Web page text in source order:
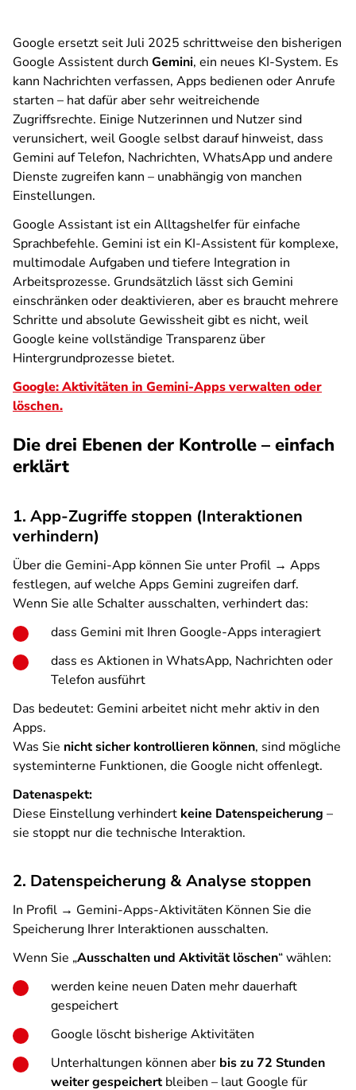
Google ersetzt seit Juli 2025 schrittweise den bisherigen
Google Assistent durch Gemini, ein neues KI-System. Es
kann Nachrichten verfassen, Apps bedienen oder Anrufe
starten – hat dafür aber sehr weitreichende
Zugriffsrechte. Einige Nutzerinnen und Nutzer sind
verunsichert, weil Google selbst darauf hinweist, dass
Gemini auf Telefon, Nachrichten, WhatsApp und andere
Dienste zugreifen kann – unabhängig von manchen
Einstellungen.
Google Assistant ist ein Alltagshelfer für einfache
Sprachbefehle. Gemini ist ein KI-Assistent für komplexe,
multimodale Aufgaben und tiefere Integration in
Arbeitsprozesse. Grundsätzlich lässt sich Gemini
einschränken oder deaktivieren, aber es braucht mehrere
Schritte und absolute Gewissheit gibt es nicht, weil
Google keine vollständige Transparenz über
Hintergrundprozesse bietet.
Google: Aktivitäten in Gemini-Apps verwalten oder
löschen.
Die drei Ebenen der Kontrolle – einfach
erklärt
1. App-Zugriffe stoppen (Interaktionen
verhindern)
Über die Gemini-App können Sie unter Profil → Apps
festlegen, auf welche Apps Gemini zugreifen darf.
Wenn Sie alle Schalter ausschalten, verhindert das:
dass Gemini mit Ihren Google-Apps interagiert
dass es Aktionen in WhatsApp, Nachrichten oder
Telefon ausführt
Das bedeutet: Gemini arbeitet nicht mehr aktiv in den
Apps.
Was Sie nicht sicher kontrollieren können, sind mögliche
systeminterne Funktionen, die Google nicht offenlegt.
Datenaspekt:
Diese Einstellung verhindert keine Datenspeicherung –
sie stoppt nur die technische Interaktion.
2. Datenspeicherung & Analyse stoppen
In Profil → Gemini-Apps-Aktivitäten Können Sie die
Speicherung Ihrer Interaktionen ausschalten.
Wenn Sie „Ausschalten und Aktivität löschen“ wählen:
werden keine neuen Daten mehr dauerhaft
gespeichert
Google löscht bisherige Aktivitäten
Unterhaltungen können aber bis zu 72 Stunden
weiter gespeichertbleiben – laut Google für